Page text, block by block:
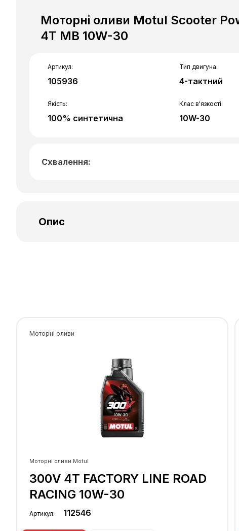
Моторні оливи Motul Scooter
4T MB 10W-30
Артикул:
105936
Тип двигуна:
4-тактний
Якість:
100% синтетична
Клас в'язкості:
10W-30
Схвалення:
Опис
Моторні оливи
Моторні оливи Motul
300V 4T FACTORY LINE ROAD
RACING 10W-30
Артикул: 112546